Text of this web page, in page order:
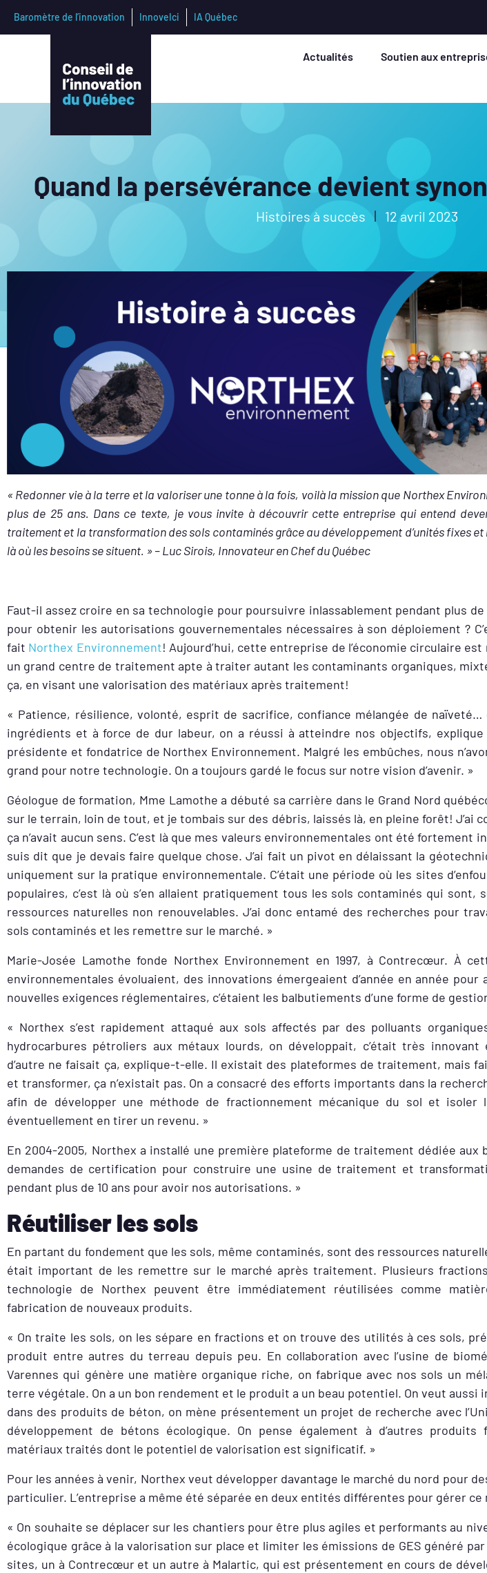
Baromètre de l’innovation InnoveIci IA Québec
Actualités Soutien aux
Quand la persévérance devient
Histoires à succès 12 avril 2023
« Redonner vie à la terre et la valoriser une tonne à la fois, voilà la mission que Northex
plus de 25 ans. Dans ce texte, je vous invite à découvrir cette entreprise qui entend
traitement et la transformation des sols contaminés grâce au développement d’unités fixes et
là où les besoins se situent. » – Luc Sirois, Innovateur en Chef du Québec
Faut-il assez croire en sa technologie pour poursuivre inlassablement pendant plus
pour obtenir les autorisations gouvernementales nécessaires à son déploiement ?
fait Northex Environnement! Aujourd’hui, cette entreprise de l’économie circulaire
un grand centre de traitement apte à traiter autant les contaminants organiques,
ça, en visant une valorisation des matériaux après traitement!
« Patience, résilience, volonté, esprit de sacrifice, confiance mélangée de naïveté…
ingrédients et à force de dur labeur, on a réussi à atteindre nos objectifs, explique
présidente et fondatrice de Northex Environnement. Malgré les embûches, nous
grand pour notre technologie. On a toujours gardé le focus sur notre vision d’avenir. »
Géologue de formation, Mme Lamothe a débuté sa carrière dans le Grand Nord
sur le terrain, loin de tout, et je tombais sur des débris, laissés là, en pleine forêt! J’ai
ça n’avait aucun sens. C’est là que mes valeurs environnementales ont été fortement
suis dit que je devais faire quelque chose.J’ai fait un pivot en délaissant la
uniquement sur la pratique environnementale. C’était une période où les sites
populaires, c’est là où s’en allaient pratiquement tous les sols contaminés qui sont,
ressources naturelles non renouvelables. J’ai donc entamé des recherches pour
sols contaminés et les remettre sur le marché. »
Marie-Josée Lamothe fonde Northex Environnement en 1997, à Contrecœur. À
environnementales évoluaient, des innovations émergeaient d’année en année pour
nouvelles exigences réglementaires, c’étaient les balbutiements d’une forme de
« Northex s’est rapidement attaqué aux sols affectés par des polluants
hydrocarbures pétroliers aux métaux lourds, on développait, c’était très
d’autre ne faisait ça, explique-t-elle. Il existait des plateformes de traitement, mais
et transformer, ça n’existait pas. On a consacré des efforts importants dans la
afin de développer une méthode de fractionnement mécanique du sol et isoler
éventuellement en tirer un revenu. »
En 2004-2005, Northex a installé une première plateforme de traitement dédiée aux
demandes de certification pour construire une usine de traitement et
pendant plus de 10 ans pour avoir nos autorisations. »
Réutiliser les sols
En partant du fondement que les sols, même contaminés, sont des ressources
était important de les remettre sur le marché après traitement. Plusieurs
technologie de Northex peuvent être immédiatement réutilisées comme
fabrication de nouveaux produits.
« On traite les sols, on les sépare en fractions et on trouve des utilités à ces sols,
produit entre autres du terreau depuis peu. En collaboration avec l’usine de
Varennes qui génère une matière organique riche, on fabrique avec nos sols un
terre végétale. On a un bon rendement et le produit a un beau potentiel. On veut aussi
dans des produits de béton, on mène présentement un projet de recherche avec
développement de bétons écologique. On pense également à d’autres
matériaux traités dont le potentiel de valorisation est significatif. »
Pour les années à venir, Northex veut développer davantage le marché du nord pour
particulier. L’entreprise a même été séparée en deux entités différentes pour gérer ce
« On souhaite se déplacer sur les chantiers pour être plus agiles et performants au
écologique grâce à la valorisation sur place et limiter les émissions de GES généré
sites, un à Contrecœur et un autre à Malartic, qui est présentement en cours de